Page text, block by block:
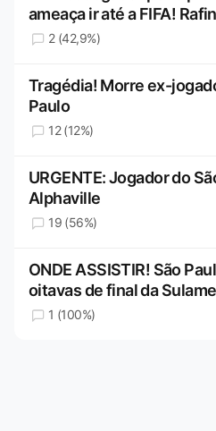
ameaça ir até a FIFA!
2 (42,9%)
Tragédia! Morre ex-
Paulo
12 (12%)
URGENTE: Jogador do
Alphaville
19 (56%)
ONDE ASSISTIR! São
oitavas de final da
1 (100%)